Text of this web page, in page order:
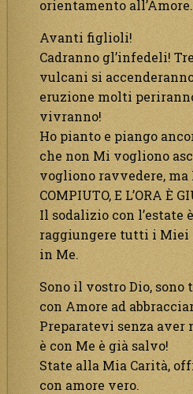
orientamento all’Amore.
Avanti figlioli!
Cadranno gl’infedeli!
vulcani si
eruzione molti
vivranno!
Ho pianto e piango
che non Mi vogliono
vogliono ravvedere, ma
COMPIUTO, E L’ORA È
Il sodalizio con l’estate
raggiungere tutti i
in Me.
Sono il vostro Dio,
con Amore ad
Preparatevi senza aver
è con Me è già salvo!
State alla Mia Carità,
con amore vero.